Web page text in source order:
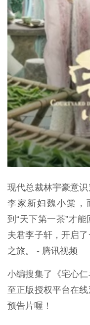
现代总裁林宇豪意
李家新妇魏小棠，
到“天下第一茶”才
夫君李子轩，开启
之旅。 - 腾讯视频
小编搜集了《宅心
至正版授权平台在
预告片喔！